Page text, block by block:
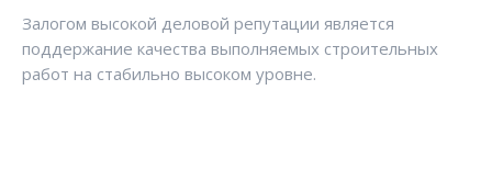
Залогом высокой деловой репутации является
поддержание качества выполняемых строительных
работ на стабильно высоком уровне.